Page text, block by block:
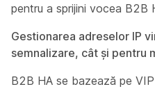
pentru a sprijini vocea B2B
Gestionarea adreselor IP
semnalizare, cât și pentru
B2B HA se bazează pe